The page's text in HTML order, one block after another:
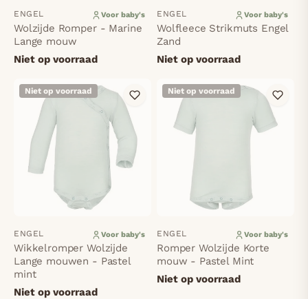
ENGEL Voor baby's
Wolzijde Romper - Marine
Lange mouw
Niet op voorraad
ENGEL Voor baby's
Wolfleece Strikmuts Engel
Zand
Niet op voorraad
Niet op voorraad
ENGEL Voor baby's
Wikkelromper Wolzijde
Lange mouwen - Pastel
mint
Niet op voorraad
Niet op voorraad
ENGEL Voor baby's
Romper Wolzijde Korte
mouw - Pastel Mint
Niet op voorraad